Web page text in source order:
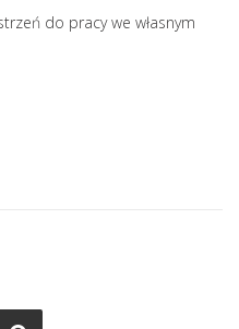
do pracy we własnym